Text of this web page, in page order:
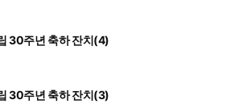
30주년 축하 잔치(4)
30주년 축하 잔치(3)